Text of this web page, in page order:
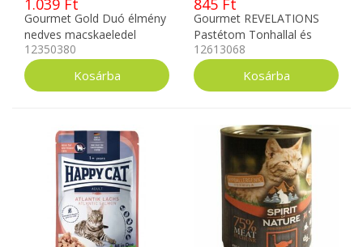
1.039 Ft
Gourmet Gold Duó élmény
nedves macskaeledel
4x85g 12350380
12350380
845 Ft
Gourmet REVELATIONS
Pastétom Tonhallal és
szósszal nedves
macskaeledel 2x57g
12613068
12613068